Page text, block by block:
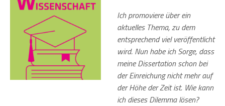
Ich promoviere über ein
aktuelles Thema, zu dem
entsprechend viel veröffentlicht
wird. Nun habe ich Sorge, dass
meine Dissertation schon bei
der Einreichung nicht mehr auf
der Höhe der Zeit ist. Wie kann
ich dieses Dilemma lösen?